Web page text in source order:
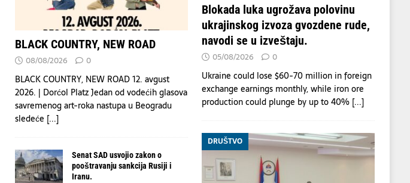
BLACK COUNTRY, NEW ROAD
08/08/2026 0
BLACK COUNTRY, NEW ROAD 12. avgust
2026. | Dorćol Platz Jedan od vodećih glasova
savremenog art-roka nastupa u Beogradu
sledeće [...]
Senat SAD usvojio zakon o
pooštravanju sankcija Rusiji i
Iranu.
Blokada luka ugrožava polovinu
ukrajinskog izvoza gvozdene rude,
navodi se u izveštaju.
05/08/2026 0
Ukraine could lose $60-70 million in foreign
exchange earnings monthly, while iron ore
production could plunge by up to 40% [...]
DRUŠTVO